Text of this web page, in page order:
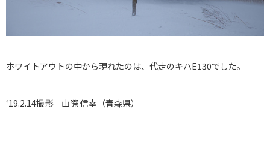
ホワイトアウトの中から現れたのは、代走のキハE130でした。
‘19.2.14撮影 山際 信幸（青森県）